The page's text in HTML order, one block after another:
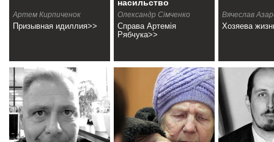
Артем Кирпиченок
Призывная идиллия>>
насильство
Олександр Сімченко
Справа Артемія
Рябчука>>
Вячеслав
Хозяева